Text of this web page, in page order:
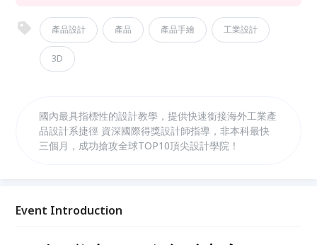
產品設計 產品 產品手繪 工業設計
3D
國內最具指標性的設計教學，提供快速銜接海外工業產
品設計系捷徑 資深國際得獎設計師指導，非本科最快
三個月，成功搶攻全球TOP10頂尖設計學院！
Event Introduction